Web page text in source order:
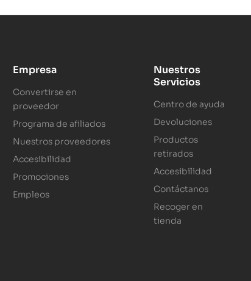
Empresa
Convertirse en
proveedor
Programa de afiliados
Nuestros proveedores
Accesibilidad
Promociones
Empleos
Nuestros
Servicios
Centro de ayuda
Devoluciones
Productos
retirados
Accesibilidad
Contáctanos
Recoger en
tienda